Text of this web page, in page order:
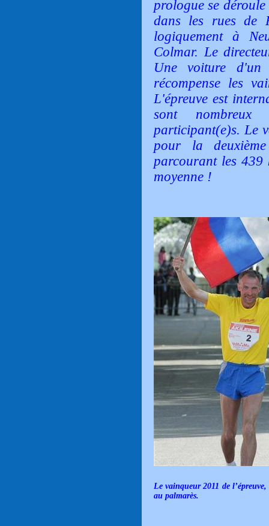
prologue se
dans les rues de
logiquement à
Colmar. Le
Une voiture d'un
récompense les
L'épreuve est
sont
participant(e)s. Le
pour la
parcourant les 439
moyenne !
Le vainqueur 2011 de
au palmarès.